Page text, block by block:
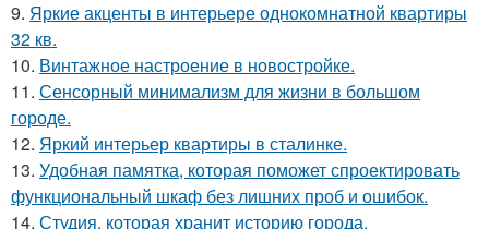
9. Яркие акценты в интерьере однокомнатной квартиры
32 кв.
10. Винтажное настроение в новостройке.
11. Сенсорный минимализм для жизни в большом
городе.
12. Яркий интерьер квартиры в сталинке.
13. Удобная памятка, которая поможет спроектировать
функциональный шкаф без лишних проб и ошибок.
14. Студия, которая хранит историю города.